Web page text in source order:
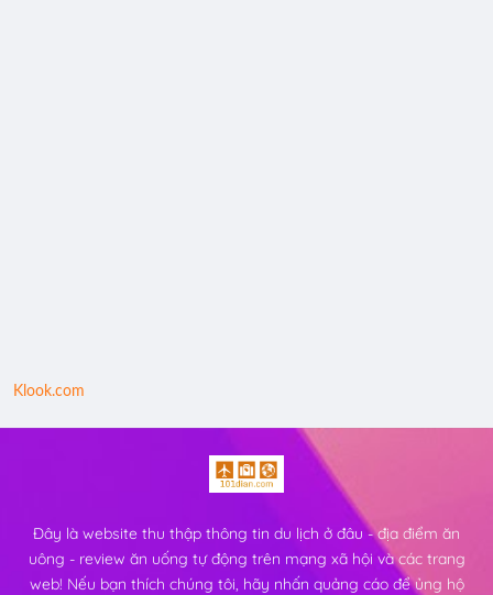
Klook.com
Đây là website thu thập thông tin du lịch ở đâu - địa điểm ăn
uông - review ăn uống tự động trên mạng xã hội và các trang
web! Nếu bạn thích chúng tôi, hãy nhấn quảng cáo để ủng hộ